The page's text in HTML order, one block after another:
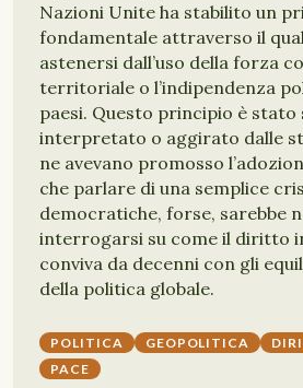
Nazioni Unite ha stabilito un
fondamentale attraverso il
astenersi dall’uso della forza
territoriale o l’indipendenza
paesi. Questo principio è stato
interpretato o aggirato dalle
ne avevano promosso
che parlare di una semplice
democratiche, forse, sarebbe
interrogarsi su come il diritto
conviva da decenni con gli
della politica globale.
POLITICA GEOPOLITICA
PACE